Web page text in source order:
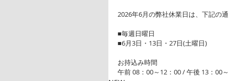
2026年6月の弊社休業日は、下記の通
■毎週日曜日
■6月3日・13日・27日(土曜日)
お持込み時間
午前 08：00～12：00 / 午後 13：00